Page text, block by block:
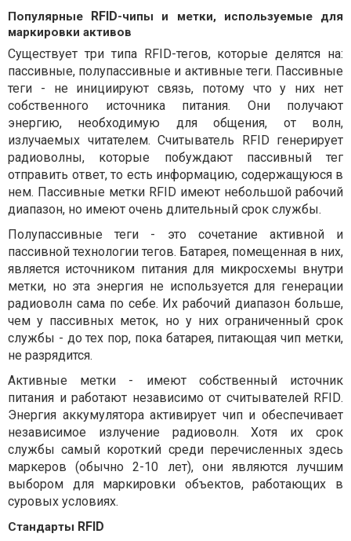
Популярные RFID-чипы и метки, используемые для
маркировки активов
Существует три типа RFID-тегов, которые делятся на:
пассивные, полупассивные и активные теги. Пассивные
теги - не инициируют связь, потому что у них нет
собственного источника питания. Они получают
энергию, необходимую для общения, от волн,
излучаемых читателем. Считыватель RFID генерирует
радиоволны, которые побуждают пассивный тег
отправить ответ, то есть информацию, содержащуюся в
нем. Пассивные метки RFID имеют небольшой рабочий
диапазон, но имеют очень длительный срок службы.
Полупассивные теги - это сочетание активной и
пассивной технологии тегов. Батарея, помещенная в них,
является источником питания для микросхемы внутри
метки, но эта энергия не используется для генерации
радиоволн сама по себе. Их рабочий диапазон больше,
чем у пассивных меток, но у них ограниченный срок
службы - до тех пор, пока батарея, питающая чип метки,
не разрядится.
Активные метки - имеют собственный источник
питания и работают независимо от считывателей RFID.
Энергия аккумулятора активирует чип и обеспечивает
независимое излучение радиоволн. Хотя их срок
службы самый короткий среди перечисленных здесь
маркеров (обычно 2-10 лет), они являются лучшим
выбором для маркировки объектов, работающих в
суровых условиях.
Стандарты RFID